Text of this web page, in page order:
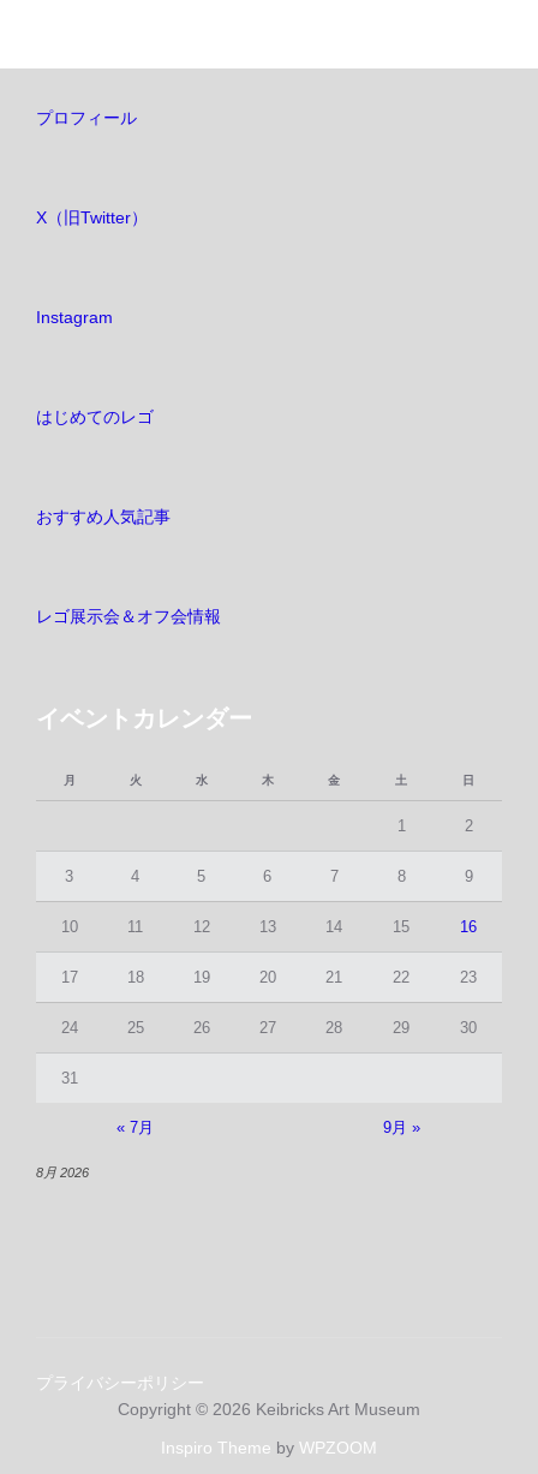
プロフィール
X（旧Twitter）
Instagram
はじめてのレゴ
おすすめ人気記事
レゴ展示会＆オフ会情報
イベントカレンダー
8月 2026
月 火 水 木 金 土 日
1 2
3 4 5 6 7 8 9
10 11 12 13 14 15 16
17 18 19 20 21 22 23
24 25 26 27 28 29 30
31
« 7月 9月 »
プライバシーポリシー
Copyright © 2026 Keibricks Art Museum
Inspiro Theme by WPZOOM